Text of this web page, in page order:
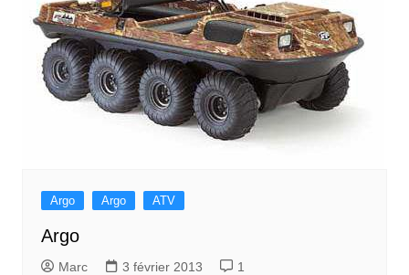
Argo Argo ATV
Argo
Marc 3 février 2013 1